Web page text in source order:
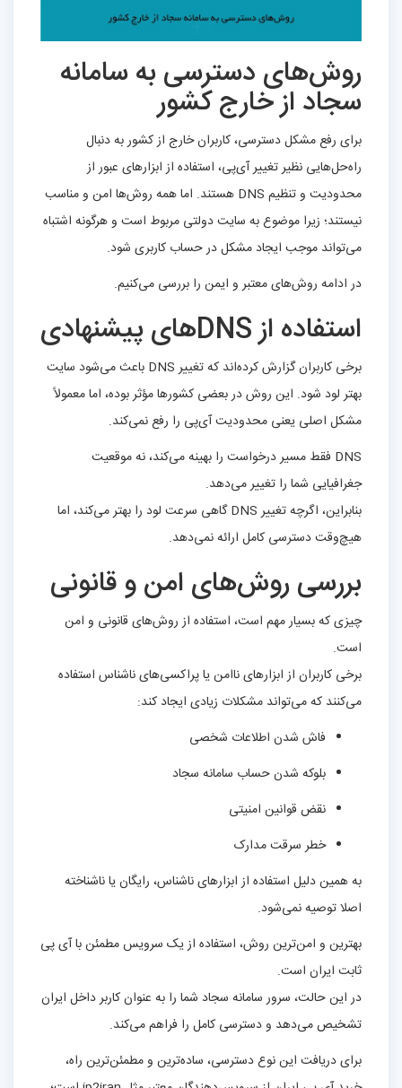
روش‌های دسترسی به سامانه
سجاد از خارج کشور
برای رفع مشکل دسترسی، کاربران خارج از کشور به دنبال
راه‌حل‌هایی نظیر تغییر آی‌پی، استفاده از ابزارهای عبور از
محدودیت و تنظیم DNS هستند. اما همه روش‌ها امن و مناسب
نیستند؛ زیرا موضوع به سایت دولتی مربوط است و هرگونه اشتباه
می‌تواند موجب ایجاد مشکل در حساب کاربری شود.
در ادامه روش‌های معتبر و ایمن را بررسی می‌کنیم.
استفاده از DNSهای پیشنهادی
برخی کاربران گزارش کرده‌اند که تغییر DNS باعث می‌شود سایت
بهتر لود شود. این روش در بعضی کشورها مؤثر بوده، اما معمولاً
مشکل اصلی یعنی محدودیت آی‌پی را رفع نمی‌کند.
DNS فقط مسیر درخواست را بهینه می‌کند، نه موقعیت
جغرافیایی شما را تغییر می‌دهد.
بنابراین، اگرچه تغییر DNS گاهی سرعت لود را بهتر می‌کند، اما
هیچ‌وقت دسترسی کامل ارائه نمی‌دهد.
بررسی روش‌های امن و قانونی
چیزی که بسیار مهم است، استفاده از روش‌های قانونی و امن
است.
برخی کاربران از ابزارهای ناامن یا پراکسی‌های ناشناس استفاده
می‌کنند که می‌تواند مشکلات زیادی ایجاد کند:
فاش شدن اطلاعات شخصی
بلوکه شدن حساب سامانه سجاد
نقض قوانین امنیتی
خطر سرقت مدارک
به همین دلیل استفاده از ابزارهای ناشناس، رایگان یا ناشناخته
اصلا توصیه نمی‌شود.
بهترین و امن‌ترین روش، استفاده از یک سرویس مطمئن با آی پی
ثابت ایران است.
در این حالت، سرور سامانه سجاد شما را به عنوان کاربر داخل ایران
تشخیص می‌دهد و دسترسی کامل را فراهم می‌کند.
برای دریافت این نوع دسترسی، ساده‌ترین و مطمئن‌ترین راه،